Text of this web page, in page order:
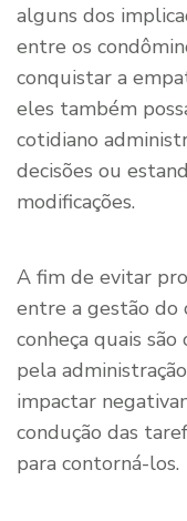
alguns dos
entre os
conquistar a
eles também
cotidiano
decisões ou
modificações.
A fim de evitar
entre a gestão do
conheça quais
pela
impactar
condução das
para contorná-los.